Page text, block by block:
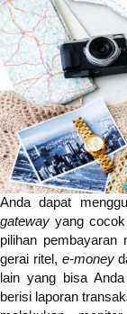
Anda dapat
gateway yang
pilihan pembayaran
gerai ritel, e-money
lain yang bisa
berisi laporan